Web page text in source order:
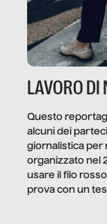
LAVORO DI
Questo
alcuni dei
giornalistica per
organizzato nel
usare il filo
prova con un